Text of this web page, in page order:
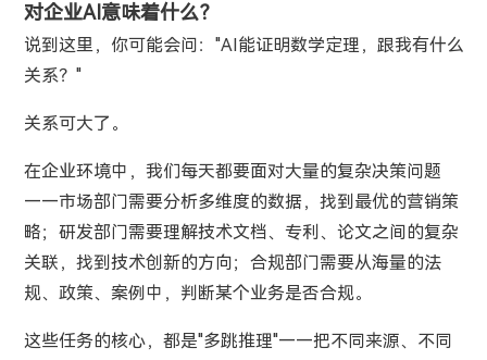
对企业AI意味着什么？
说到这里，你可能会问："AI能证明数学定理，跟我有什么
关系？"
关系可大了。
在企业环境中，我们每天都要面对大量的复杂决策问题
——市场部门需要分析多维度的数据，找到最优的营销策
略；研发部门需要理解技术文档、专利、论文之间的复杂
关联，找到技术创新的方向；合规部门需要从海量的法
规、政策、案例中，判断某个业务是否合规。
这些任务的核心，都是"多跳推理"——把不同来源、不同